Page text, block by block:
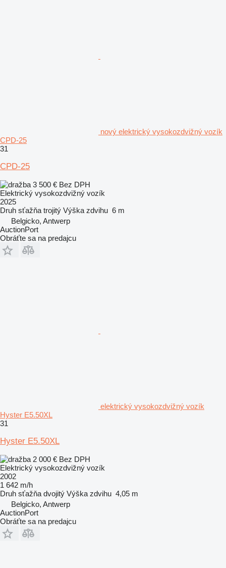
nový elektrický vysokozdvižný vozík
CPD-25
31
CPD-25
3 500 € Bez DPH
Elektrický vysokozdvižný vozík
2025
Druh sťažňa trojitý Výška zdvihu 6 m
Belgicko, Antwerp
AuctionPort
Obráťte sa na predajcu
elektrický vysokozdvižný vozík
Hyster E5.50XL
31
Hyster E5.50XL
2 000 € Bez DPH
Elektrický vysokozdvižný vozík
2002
1 642 m/h
Druh sťažňa dvojitý Výška zdvihu 4,05 m
Belgicko, Antwerp
AuctionPort
Obráťte sa na predajcu